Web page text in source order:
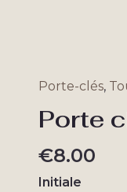
Porte-clés,
Porte
€8.00
Initiale